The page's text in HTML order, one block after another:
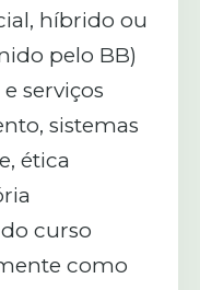
híbrido ou
pelo BB)
serviços
sistemas
ética
curso
como